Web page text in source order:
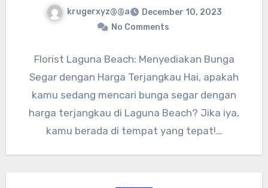
krugerxyz@@a
December 10, 2023
No Comments
Florist Laguna Beach: Menyediakan Bunga
Segar dengan Harga Terjangkau Hai, apakah
kamu sedang mencari bunga segar dengan
harga terjangkau di Laguna Beach? Jika iya,
kamu berada di tempat yang tepat!…